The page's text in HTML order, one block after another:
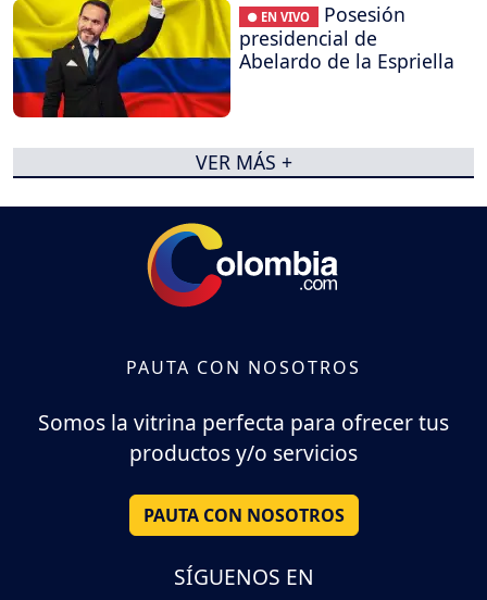
● EN VIVO
Posesión
presidencial de
Abelardo de la Espriella
VER MÁS +
PAUTA CON NOSOTROS
Somos la vitrina perfecta para ofrecer tus
productos y/o servicios
PAUTA CON NOSOTROS
SÍGUENOS EN